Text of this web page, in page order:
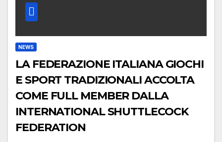
NEWS
LA FEDERAZIONE ITALIANA GIOCHI
E SPORT TRADIZIONALI ACCOLTA
COME FULL MEMBER DALLA
INTERNATIONAL SHUTTLECOCK
FEDERATION